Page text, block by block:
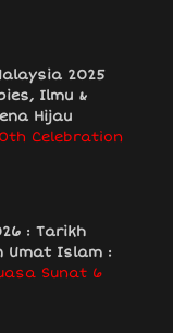
2025
Ilmu &
Hijau
Celebration
: Tarikh
Umat Islam :
Sunat 6